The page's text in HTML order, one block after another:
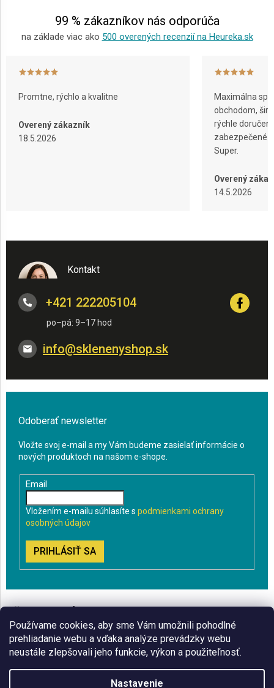
Používame cookies, aby sme Vám umožnili pohodlné
prehliadanie webu a vďaka analýze prevádzky webu
neustále zlepšovali jeho funkcie, výkon a použiteľnosť.
Nastavenie
99 % zákazníkov nás odporúča
na základe viac ako 500 overených recenzií na Heureka.sk
Promtne, rýchlo a kvalitne
Overený zákazník
18.5.2026
Maximálna
obchodom,
rýchle
zabezpečené
Super.
Overený
14.5.2026
Kontakt
info@sklenenyshop.sk
+421 222205104
Odoberať newsletter
Vložte svoj e-mail a my Vám budeme zasielať informácie o
nových produktoch na našom e-shope.
Email
Vložením e-mailu súhlasíte s podmienkami ochrany
osobných údajov
PRIHLÁSIŤ SA
BLOG